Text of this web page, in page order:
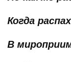
Когда
В